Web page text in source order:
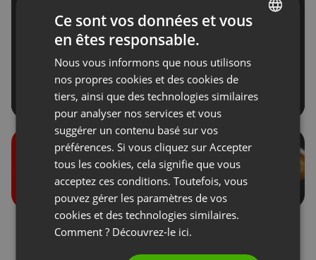
Rôles lors des
événements
Dons des participants
FRENCH
SPANISH
PORTUGUESE
Ce sont vos données et vous
en êtes responsable.
Nous vous informons que nous utilisons
nos propres cookies et des cookies de
tiers, ainsi que des technologies similaires
pour analyser nos services et vous
suggérer un contenu basé sur vos
préférences. Si vous cliquez sur Accepter
tous les cookies, cela signifie que vous
acceptez ces conditions. Toutefois, vous
pouvez gérer les paramètres de vos
cookies et des technologies similaires.
Comment ? Découvrez-le ici.